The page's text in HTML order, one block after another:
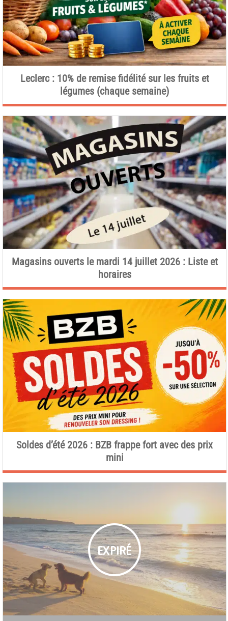
Leclerc : 10% de remise fidélité sur les fruits et
légumes (chaque semaine)
Magasins ouverts le mardi 14 juillet 2026 : Liste et
horaires
Soldes d’été 2026 : BZB frappe fort avec des prix
mini